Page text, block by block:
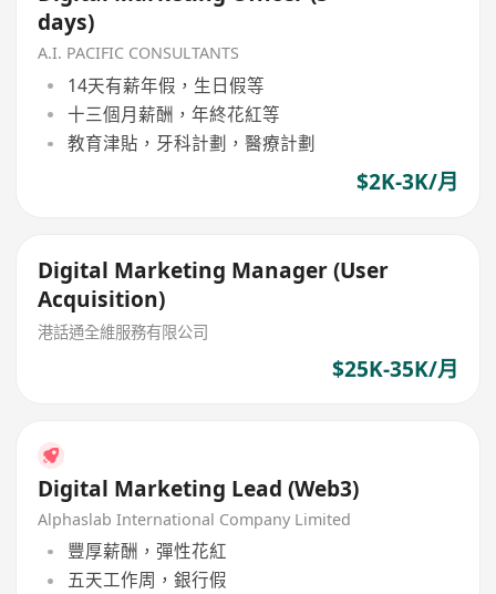
days)
A.I. PACIFIC CONSULTANTS
14天有薪年假，生日假等
十三個月薪酬，年終花紅等
教育津貼，牙科計劃，醫療計劃
$2K-3K/月
Digital Marketing Manager (User
Acquisition)
港話通全維服務有限公司
$25K-35K/月
Digital Marketing Lead (Web3)
Alphaslab International Company Limited
豐厚薪酬，彈性花紅
五天工作周，銀行假